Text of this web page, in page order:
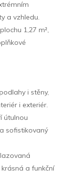
a vzhledu.
1,27 m²,
i stěny,
i exteriér.
útulnou
sofistikovaný
a funkční